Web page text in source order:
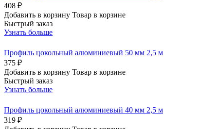
408 ₽
Добавить в корзину Товар в корзине
Быстрый заказ
Узнать больше
Профиль цокольный алюминиевый 50 мм 2,5 м
375 ₽
Добавить в корзину Товар в корзине
Быстрый заказ
Узнать больше
Профиль цокольный алюминиевый 40 мм 2,5 м
319 ₽